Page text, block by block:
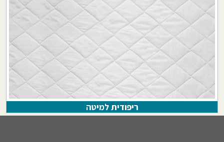
ריפודית למיטה